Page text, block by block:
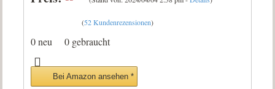
(52 Kundenrezensionen)
0 neu 0 gebraucht
Bei Amazon ansehen *